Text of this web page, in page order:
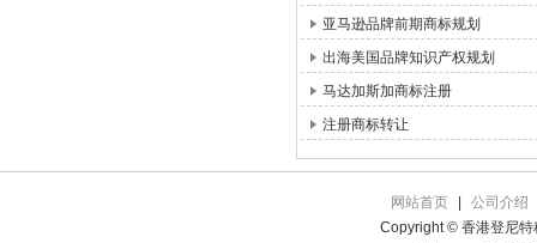
亚马逊品牌前期商标规划
出海美国品牌知识产权规划
马达加斯加商标注册
注册商标转让
网站首页
公司介绍
Copyright © 香港登尼特